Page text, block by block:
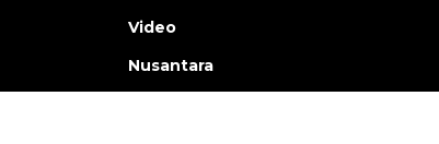
Video
Nusantara